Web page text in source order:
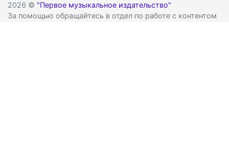
2026 © "Первое музыкальное издательство"
За помощью обращайтесь в отдел по работе с контентом